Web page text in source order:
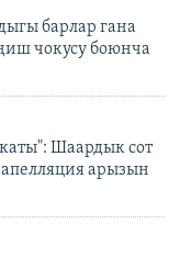
барлар гана
чокусу боюнча
Шаардык сот
арызын